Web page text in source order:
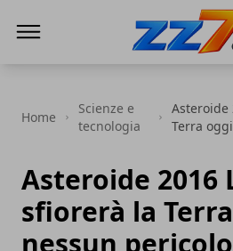
Home
Scienze e
tecnologia
Asteroide
Terra
Asteroide 2016
sfiorerà la
nessun pericolo